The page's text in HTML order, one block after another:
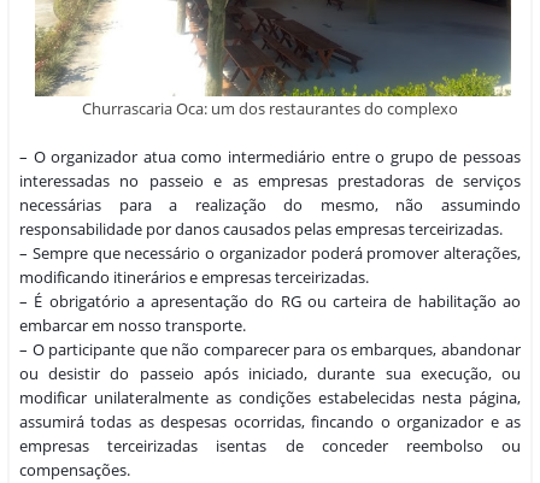
Churrascaria Oca: um dos restaurantes do complexo
– O organizador atua como intermediário entre o grupo de pessoas
interessadas no passeio e as empresas prestadoras de serviços
necessárias para a realização do mesmo, não assumindo
responsabilidade por danos causados pelas empresas terceirizadas.
– Sempre que necessário o organizador poderá promover alterações,
modificando itinerários e empresas terceirizadas.
– É obrigatório a apresentação do RG ou carteira de habilitação ao
embarcar em nosso transporte.
– O participante que não comparecer para os embarques, abandonar
ou desistir do passeio após iniciado, durante sua execução, ou
modificar unilateralmente as condições estabelecidas nesta página,
assumirá todas as despesas ocorridas, fincando o organizador e as
empresas terceirizadas isentas de conceder reembolso ou
compensações.